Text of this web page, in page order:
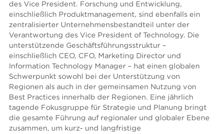
des Vice President. Forschung und Entwicklung,
einschließlich Produktmanagement, sind ebenfalls ein
zentralisierter Unternehmensbestandteil unter der
Verantwortung des Vice President of Technology. Die
unterstützende Geschäftsführungsstruktur –
einschließlich CEO, CFO, Marketing Director und
Information Technology Manager – hat einen globalen
Schwerpunkt sowohl bei der Unterstützung von
Regionen als auch in der gemeinsamen Nutzung von
Best Practices innerhalb der Regionen. Eine jährlich
tagende Fokusgruppe für Strategie und Planung bringt
die gesamte Führung auf regionaler und globaler Ebene
zusammen, um kurz- und langfristige